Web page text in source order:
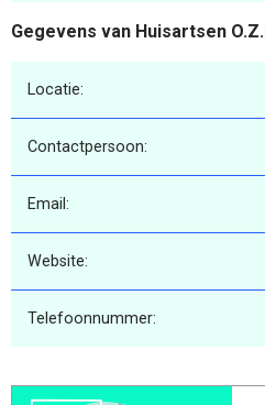
Gegevens van Huisartsen
Locatie:
Contactpersoon:
Email:
Website:
Telefoonnummer: